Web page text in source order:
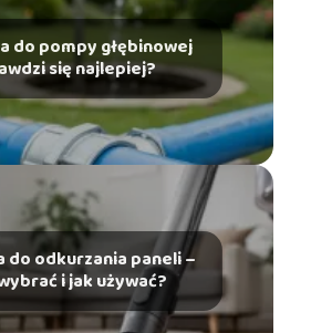
do pompy głębinowej
się najlepiej?
do odkurzania paneli –
i jak używać?